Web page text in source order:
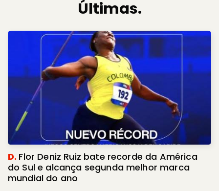
Últimas.
D. Flor Deniz Ruiz bate recorde da América
do Sul e alcança segunda melhor marca
mundial do ano